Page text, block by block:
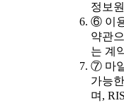
정보
⑥ 이
약관
는 계
⑦ 마
가능
며,